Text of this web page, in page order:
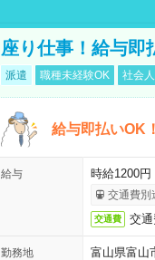
座り仕事！給与即
派遣 職種未経験OK 社会
給与即払いOK
給与 時給1200円
交通費別
交通費 交通
勤務地
富山県富山